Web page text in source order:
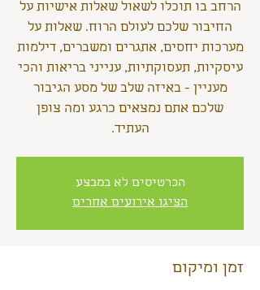
הרחב בו תוכלו לשאול שאלות אישיות על
החיבור שלכם לעולם הרוח. שאלות על
מערכות יחסים, אתגרים ומשברים, דילמות
עיסקיות, תעסוקתיות, ענייני בריאות והכי
מעניין - באיזה שלב של מסע הגיבור
שלכם אתם נמצאים כרגע ומה צופן
העתיד.
הכרטיסים לא במבצע
הציגו אירועים אחרים
זמן ומיקום